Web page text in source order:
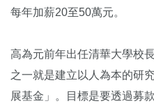
每年加薪20至50萬元。
高為元前年出任清華大學校
之一就是建立以人為本的研
展基金」。目標是要透過募